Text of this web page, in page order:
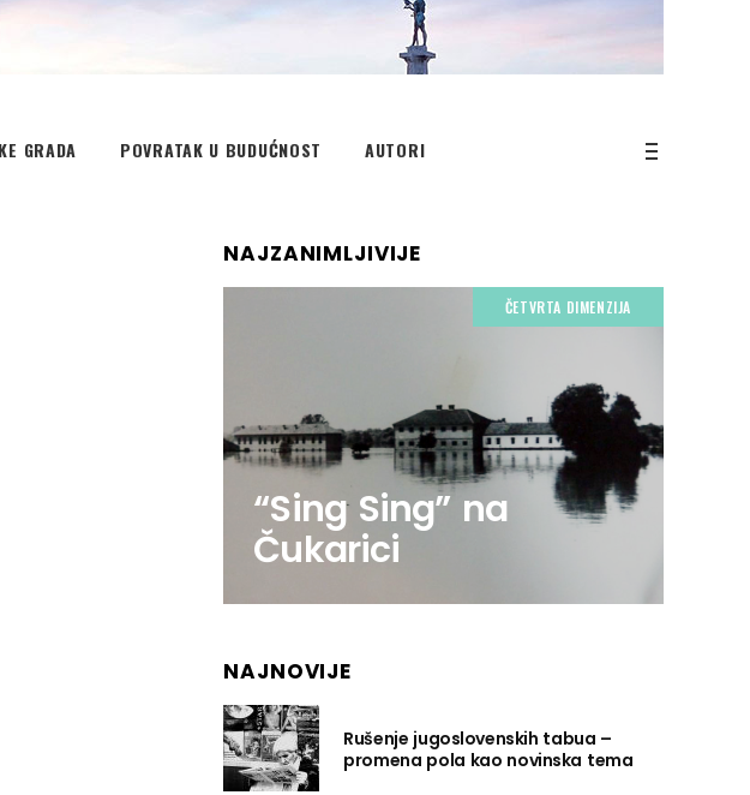
GRADA POVRATAK U BUDUĆNOST AUTORI
NAJZANIMLJIVIJE
ČETVRTA DIMENZIJA
“Sing Sing” na
Čukarici
NAJNOVIJE
Rušenje jugoslovenskih tabua –
promena pola kao novinska tema